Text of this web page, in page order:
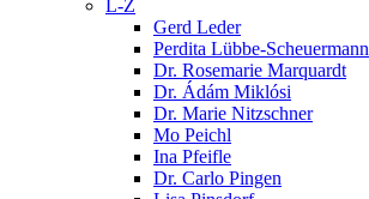
L-Z
Gerd Leder
Perdita Lübbe-Scheuermann
Dr. Rosemarie Marquardt
Dr. Ádám Miklósi
Dr. Marie Nitzschner
Mo Peichl
Ina Pfeifle
Dr. Carlo Pingen